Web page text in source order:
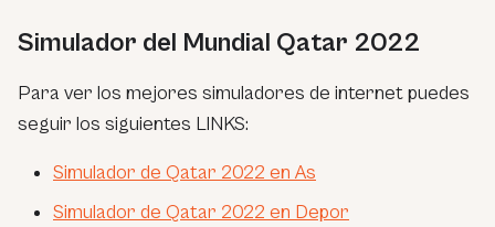
Simulador del Mundial Qatar 2022
Para ver los mejores simuladores de internet puedes
seguir los siguientes LINKS:
Simulador de Qatar 2022 en As
Simulador de Qatar 2022 en Depor